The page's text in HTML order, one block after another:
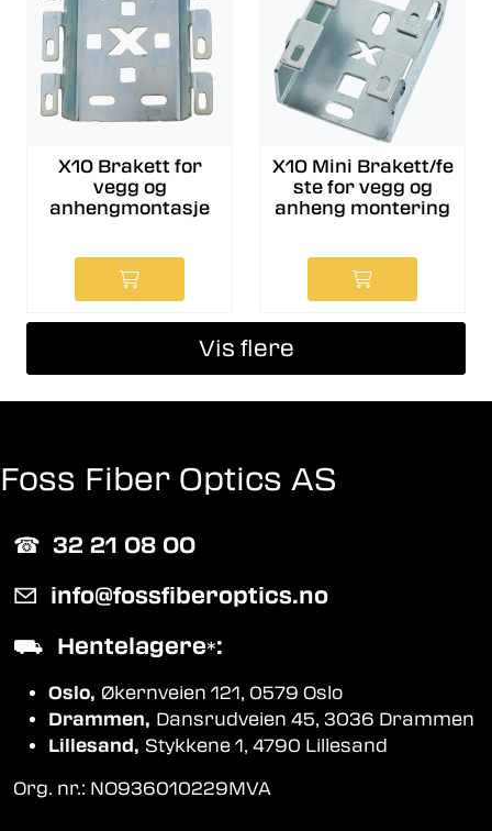
X10 Brakett for
vegg og
anhengmontasje
X10 Mini Brakett/fe
ste for vegg og
anheng montering
Vis flere
Foss Fiber Optics AS
☎︎ 32 21 08 00
✉ info@fossfiberoptics.no
⛟ Hentelagere*:
Oslo, Økernveien 121, 0579 Oslo
Drammen, Dansrudveien 45, 3036 Drammen
Lillesand, Stykkene 1, 4790 Lillesand
Org. nr.: NO936010229MVA